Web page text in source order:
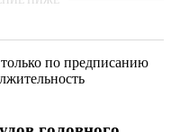
по предписанию